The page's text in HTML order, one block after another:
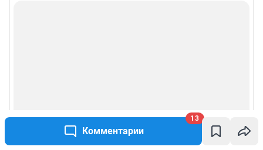
Комментарии
13